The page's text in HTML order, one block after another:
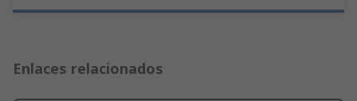
Enlaces relacionados